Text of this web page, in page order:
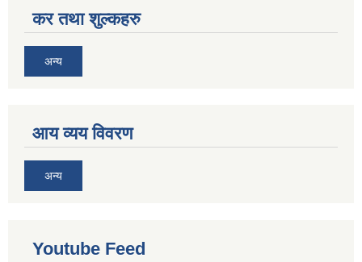
कर तथा शुल्कहरु
अन्य
आय व्यय विवरण
अन्य
Youtube Feed